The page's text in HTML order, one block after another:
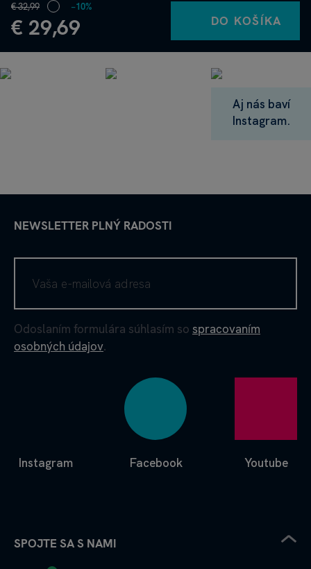
€ 32,99
€ 29,69
−10%
DO KOŠÍKA
Aj nás baví
Instagram.
NEWSLETTER PLNÝ RADOSTI
Odoslaním formulára súhlasím so spracovaním
osobných údajov.
Facebook
Instagram Youtube
SPOJTE SA S NAMI